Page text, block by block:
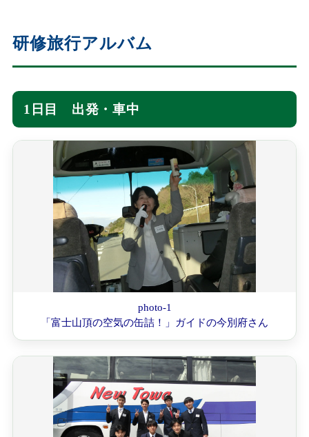
研修旅行アルバム
1日目 出発・車中
photo-1
「富士山頂の空気の缶詰！」ガイドの今別府さん